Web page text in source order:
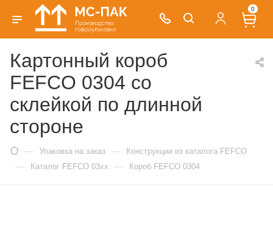
0
Картонный короб
FEFCO 0304 со
склейкой по длинной
стороне
— Упаковка на заказ — Конструкции из каталога FEFCO
— Каталог FEFCO 03xx — Короб FEFCO 0304